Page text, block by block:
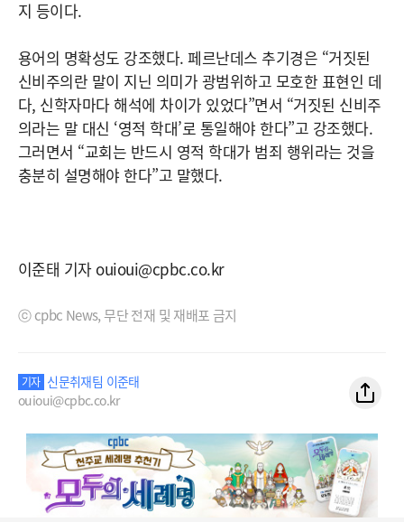
지 등이다.
용어의 명확성도 강조했다. 페르난데스 추기경은 “거짓된
신비주의란 말이 지닌 의미가 광범위하고 모호한 표현인 데
다, 신학자마다 해석에 차이가 있었다”면서 “거짓된 신비주
의라는 말 대신 ‘영적 학대’로 통일해야 한다”고 강조했다.
그러면서 “교회는 반드시 영적 학대가 범죄 행위라는 것을
충분히 설명해야 한다”고 말했다.
이준태 기자 ouioui@cpbc.co.kr
ⓒ cpbc News, 무단 전재 및 재배포 금지
기자 신문취재팀 이준태
ouioui@cpbc.co.kr